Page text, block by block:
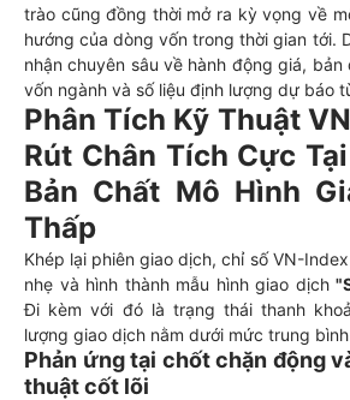
trào cũng đồng thời mở ra kỳ vọng về
hướng của dòng vốn trong thời gian tới.
nhận chuyên sâu về hành động giá,
vốn ngành và số liệu định lượng dự báo
Phân Tích Kỹ Thuật
Rút Chân Tích Cực
Bản Chất Mô Hình
Thấp
Khép lại phiên giao dịch, chỉ số VN-
nhẹ và hình thành mẫu hình giao dịch
Đi kèm với đó là trạng thái thanh
lượng giao dịch nằm dưới mức trung
Phản ứng tại chốt chặn động
thuật cốt lõi